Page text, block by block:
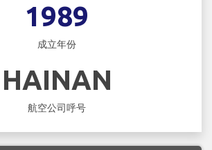
1989
成立年份
HAINAN
航空公司呼号